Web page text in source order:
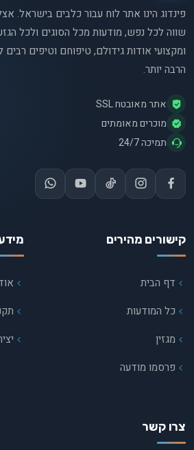
פינדוג הינו אתר לוח עבור כלבים בישראל.
שווה לכל נפש, מודעות מכל הסוגים ולכל
ומקצועי אודות גידולם, טיפוחם וטיפים
הרבה יותר.
אתר מאובטח SSL
מוכרים מאומתים
תמיכה 24/7
קישורים מהירים
דף הבית
כל המודעות
מגזין
פרסמו מודעה
צרו קשר